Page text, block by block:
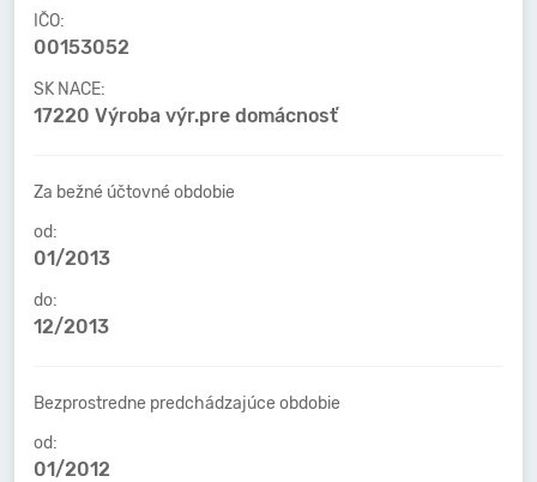
IČO:
00153052
SK NACE:
17220 Výroba výr.pre domácnosť
Za bežné účtovné obdobie
od:
01/2013
do:
12/2013
Bezprostredne predchádzajúce obdobie
od:
01/2012